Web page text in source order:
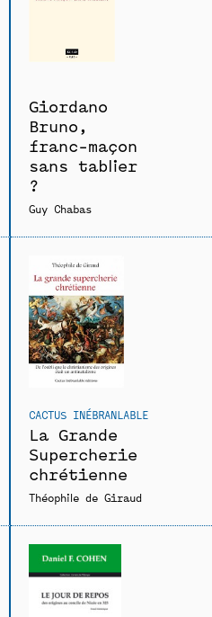
Giordano
Bruno,
franc-maçon
sans tablier
?
Guy Chabas
CACTUS INÉBRANLABLE
La Grande
Supercherie
chrétienne
Théophile de Giraud